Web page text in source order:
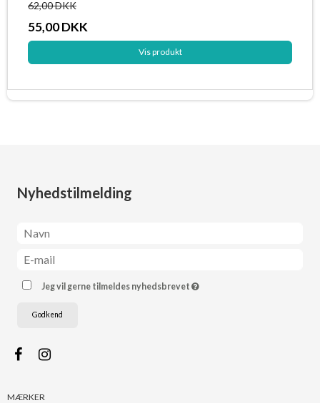
62,00 DKK
55,00 DKK
Vis produkt
Nyhedstilmelding
Jeg vil gerne tilmeldes nyhedsbrevet
Godkend
MÆRKER